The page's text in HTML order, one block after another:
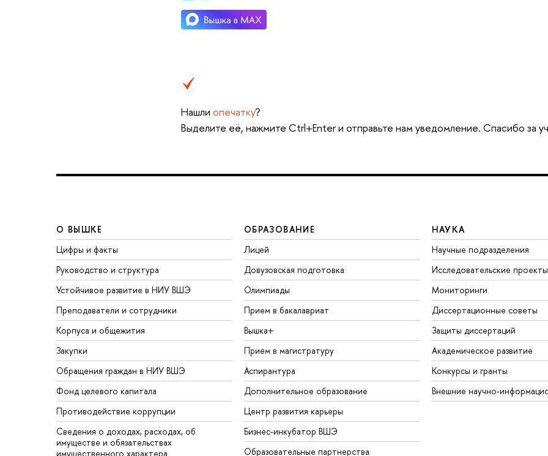
Нашли опечатку?
Выделите её, нажмите Ctrl+Enter и отправьте нам уведомление. Спасибо за
О ВЫШКЕ
Цифры и факты
Руководство и структура
Устойчивое развитие в НИУ ВШЭ
Преподаватели и сотрудники
Корпуса и общежития
Закупки
Обращения граждан в НИУ ВШЭ
Фонд целевого капитала
Противодействие коррупции
Сведения о доходах, расходах, об
имуществе и обязательствах
имущественного характера
ОБРАЗОВАНИЕ
Лицей
Довузовская подготовка
Олимпиады
Прием в бакалавриат
Вышка+
Прием в магистратуру
Аспирантура
Дополнительное образование
Центр развития карьеры
Бизнес-инкубатор ВШЭ
Образовательные партнерства
НАУКА
Научные подразделения
Исследовательские проекты
Мониторинги
Диссертационные советы
Защиты диссертаций
Академическое развитие
Конкурсы и гранты
Внешние научно-